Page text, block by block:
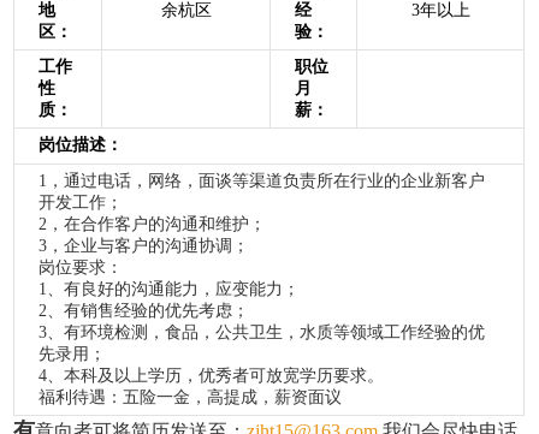
地
区：
余杭区
经
验：
3年以上
工作
性
质：
职位
月
薪：
岗位描述：
1，通过电话，网络，面谈等渠道负责所在行业的企业新客户
开发工作；
2，在合作客户的沟通和维护；
3，企业与客户的沟通协调；
岗位要求：
1、有良好的沟通能力，应变能力；
2、有销售经验的优先考虑；
3、有环境检测，食品，公共卫生，水质等领域工作经验的优
先录用；
4、本科及以上学历，优秀者可放宽学历要求。
福利待遇：五险一金，高提成，薪资面议